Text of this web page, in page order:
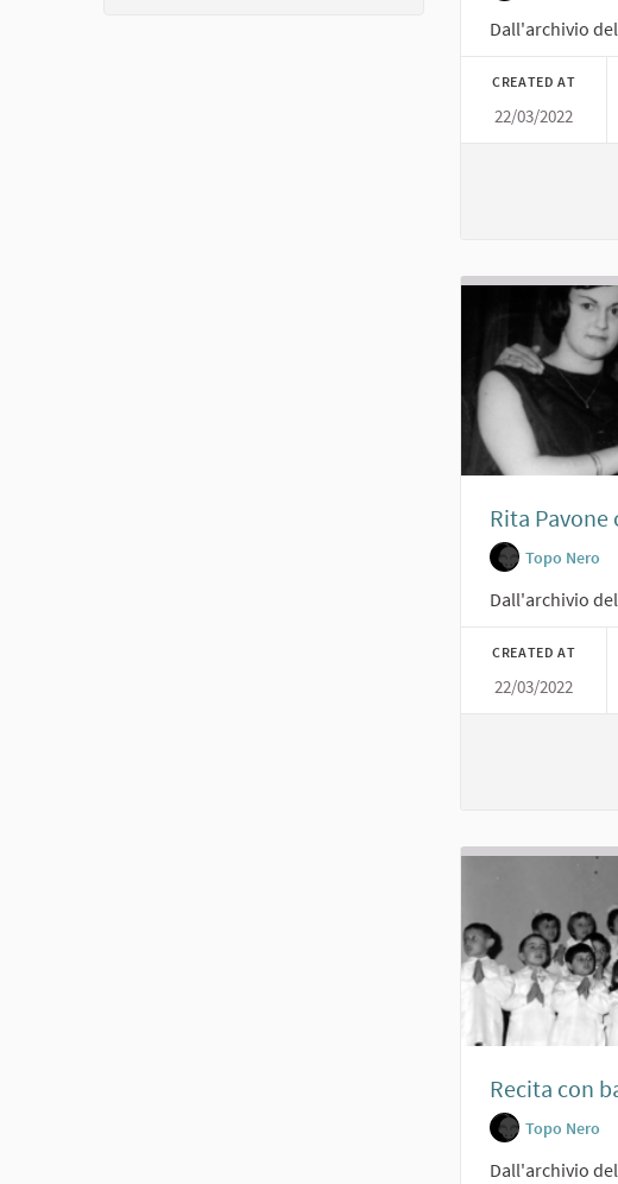
Dall'archivio
CREATED AT
22/03/2022
Rita
Topo Nero
Dall'archivio
CREATED AT
22/03/2022
Recita con
Topo Nero
Dall'archivio